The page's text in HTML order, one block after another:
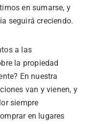
en sumarse, y
seguirá creciendo.
a las
la propiedad
En nuestra
van y vienen, y
siempre
en lugares